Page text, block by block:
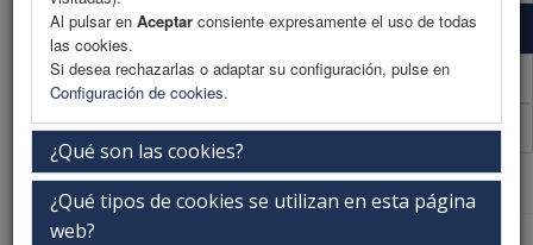
Al pulsar en Aceptar consiente expresamente el uso de todas
las cookies.
Si desea rechazarlas o adaptar su configuración, pulse en
Configuración de cookies.
¿Qué son las cookies?
¿Qué tipos de cookies se utilizan en esta página
web?
Patrocinadores
Colaboradores
FENIN
Web Patrocinada